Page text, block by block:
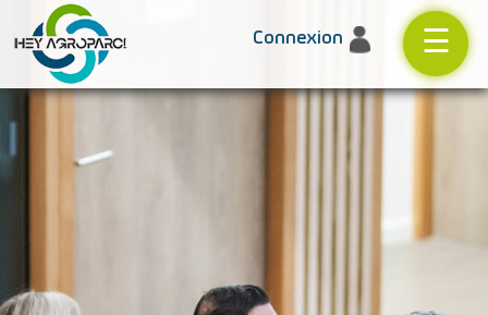
☰
Connexion